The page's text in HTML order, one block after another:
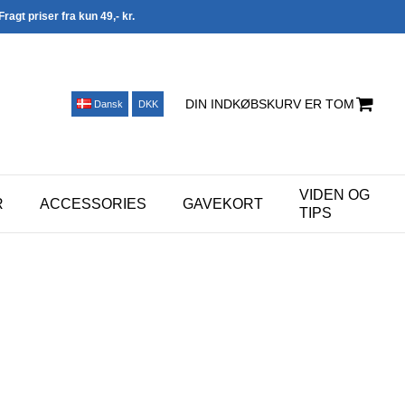
Fragt priser fra kun 49,- kr.
Dansk DKK DIN INDKØBSKURV ER TOM
ACCESSORIES GAVEKORT
VIDEN OG
TIPS